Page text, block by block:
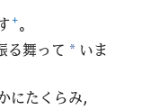
+。
る舞って * いま
たくらみ，